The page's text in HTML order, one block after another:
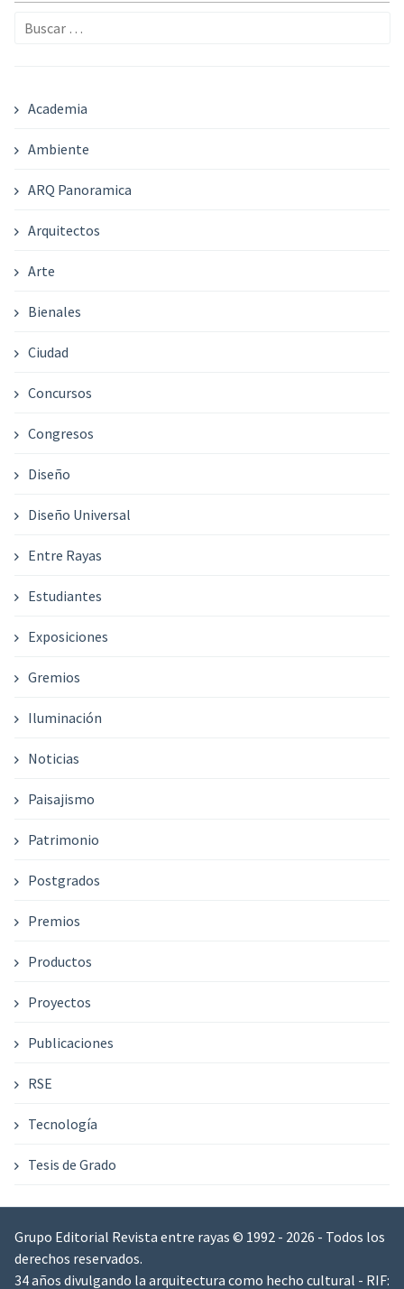
Buscar:
Academia
Ambiente
ARQ Panoramica
Arquitectos
Arte
Bienales
Ciudad
Concursos
Congresos
Diseño
Diseño Universal
Entre Rayas
Estudiantes
Exposiciones
Gremios
Iluminación
Noticias
Paisajismo
Patrimonio
Postgrados
Premios
Productos
Proyectos
Publicaciones
RSE
Tecnología
Tesis de Grado
Grupo Editorial Revista entre rayas © 1992 - 2026 - Todos los
derechos reservados.
34 años divulgando la arquitectura como hecho cultural - RIF: